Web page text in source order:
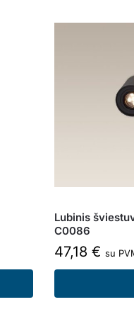
Lubinis
C0086
47,18 € su